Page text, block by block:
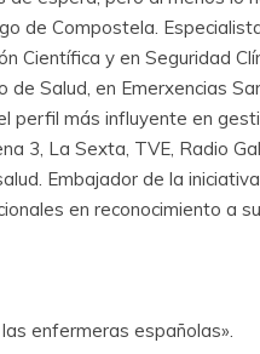
de Compostela.
Científica y en Seguridad
Salud, en Emerxencias
perfil más influyente en
3, La Sexta, TVE, Radio
Embajador de la
en reconocimiento a
enfermeras españolas».